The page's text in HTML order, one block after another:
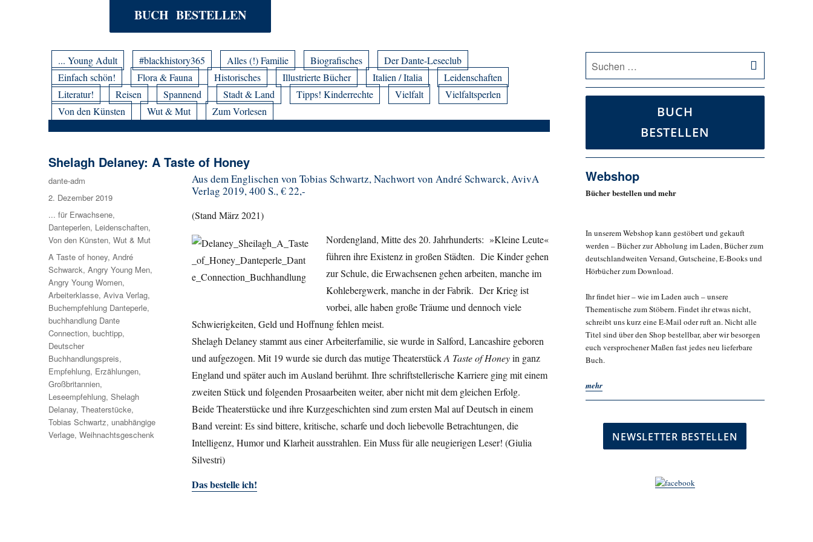
BUCH BESTELLEN
... Young Adult #blackhistory365 Alles (!) Familie Biografisches
Der Dante-Leseclub
Einfach schön!
Flora & Fauna Historisches Illustrierte Bücher Italien / Italia
Leidenschaften
Literatur!
Reisen Spannend Stadt & Land Tipps! Kinderrechte Vielfalt
Vielfaltsperlen
Von den Künsten
Wut & Mut Zum Vorlesen
Shelagh Delaney: A Taste of Honey
Aus dem Englischen von Tobias Schwartz, Nachwort von André Schwarck, AvivA
Verlag 2019, 400 S., € 22,-
(Stand März 2021)
Nordengland, Mitte des 20. Jahrhunderts: »Kleine Leute«
führen ihre Existenz in großen Städten. Die Kinder gehen
zur Schule, die Erwachsenen gehen arbeiten, manche im
Kohlebergwerk, manche in der Fabrik. Der Krieg ist
vorbei, alle haben große Träume und dennoch viele
Schwierigkeiten, Geld und Hoffnung fehlen meist.
Shelagh Delaney stammt aus einer Arbeiterfamilie, sie wurde in Salford, Lancashire geboren
und aufgezogen. Mit 19 wurde sie durch das mutige TheaterstückA Taste of Honeyin ganz
England und später auch im Ausland berühmt. Ihre schriftstellerische Karriere ging mit einem
zweiten Stück und folgenden Prosaarbeiten weiter, aber nicht mit dem gleichen Erfolg.
Beide Theaterstücke und ihre Kurzgeschichten sind zum ersten Mal auf Deutsch in einem
Band vereint: Es sind bittere, kritische, scharfe und doch liebevolle Betrachtungen, die
Intelligenz, Humor und Klarheit ausstrahlen. Ein Muss für alle neugierigen Leser! (Giulia
Silvestri)
Das bestelle ich!
Autor
dante-adm
Veröffentlicht
am
2. Dezember 2019
Kategorien
... für Erwachsene,
Danteperlen, Leidenschaften,
Von den Künsten,Wut & Mut
Schlagwörter
A Taste of honey,André
Schwarck,Angry Young Men,
Angry Young Women,
Arbeiterklasse,Aviva Verlag,
Buchempfehlung Danteperle,
buchhandlung Dante
Connection,buchtipp,
Deutscher
Buchhandlungspreis,
Empfehlung, Erzählungen,
Großbritannien,
Leseempfehlung,Shelagh
Delanay,Theaterstücke,
Tobias Schwartz, unabhängige
Verlage,Weihnachtsgeschenk
nach:
BUCH
BESTELLEN
Webshop
Bücher bestellen und mehr
In unserem Webshop kann gestöbert und gekauft
werden – Bücher zur Abholung im Laden, Bücher zum
deutschlandweiten Versand, Gutscheine, E-Books und
Hörbücher zum Download.
Ihr findet hier – wie im Laden auch – unsere
Thementische zum Stöbern. Findet ihr etwas nicht,
schreibt uns kurz eine E-Mail oder ruft an. Nicht alle
Titel sind über den Shop bestellbar, aber wir besorgen
euch versprochener Maßen fast jedes neu lieferbare
Buch.
mehr